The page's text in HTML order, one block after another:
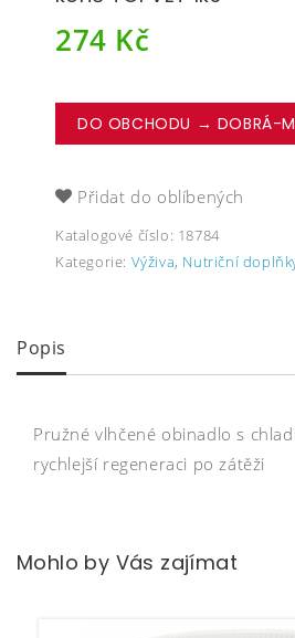
274 Kč
DO OBCHODU → DOBRÁ-
Přidat do oblíbených
Katalogové číslo: 18784
Kategorie: Výživa, Nutriční
Popis
Pružné vlhčené obinadlo s
rychlejší regeneraci po zátěži
Mohlo by Vás zajímat